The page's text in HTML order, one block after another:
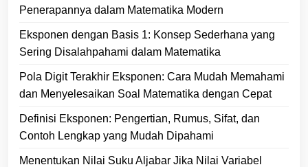
Penerapannya dalam Matematika Modern
Eksponen dengan Basis 1: Konsep Sederhana yang
Sering Disalahpahami dalam Matematika
Pola Digit Terakhir Eksponen: Cara Mudah Memahami
dan Menyelesaikan Soal Matematika dengan Cepat
Definisi Eksponen: Pengertian, Rumus, Sifat, dan
Contoh Lengkap yang Mudah Dipahami
Menentukan Nilai Suku Aljabar Jika Nilai Variabel